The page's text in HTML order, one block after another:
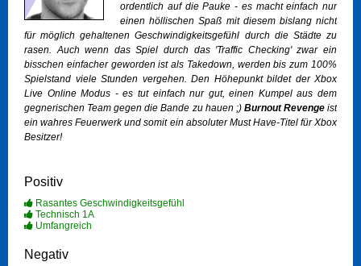
ordentlich auf die Pauke - es macht einfach nur
einen höllischen Spaß mit diesem bislang nicht
für möglich gehaltenen Geschwindigkeitsgefühl durch die Städte zu
rasen. Auch wenn das Spiel durch das 'Traffic Checking' zwar ein
bisschen einfacher geworden ist als Takedown, werden bis zum 100%
Spielstand viele Stunden vergehen. Den Höhepunkt bildet der Xbox
Live Online Modus - es tut einfach nur gut, einen Kumpel aus dem
gegnerischen Team gegen die Bande zu hauen ;) Burnout Revengeist
ein wahres Feuerwerk und somit ein absoluter Must Have-Titel für Xbox
Besitzer!
Positiv
Rasantes Geschwindigkeitsgefühl
Technisch 1A
Umfangreich
Negativ